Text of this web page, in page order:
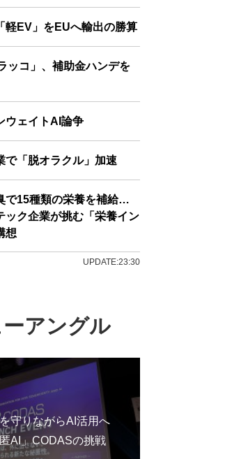
軽EV」をEUへ輸出の勝算
ッコ」、補助金ハンデを
ウェイトAI論争
で「脱オラクル」加速
で15種類の栄養を補給…
ック企業が挑む「栄養イン
想
UPDATE:23:30
アングル
守りながらAI活用へ
AI」CODASの挑戦